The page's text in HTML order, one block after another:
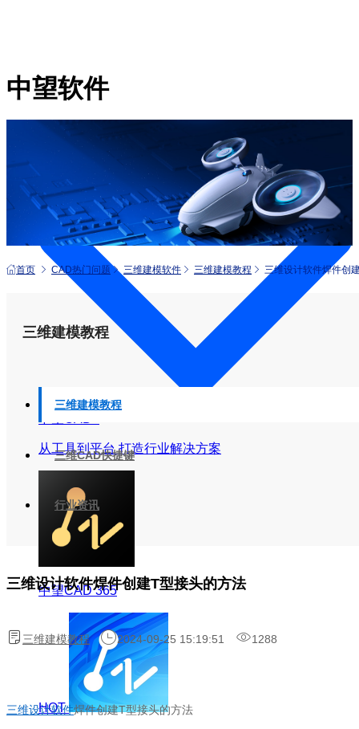
中望软件
产品
从工具到平台 打造行业解决方案
中望CAD 365
HOT
首页 CAD热门问题 三维建模软件 三维建模教程 三维设计软件焊件创
三维建模教程
三维建模教程
三维CAD快捷键
行业资讯
三维设计软件焊件创建T型接头的方法
三维建模教程 2024-09-25 15:19:51 1288
三维设计软件焊件创建T型接头的方法